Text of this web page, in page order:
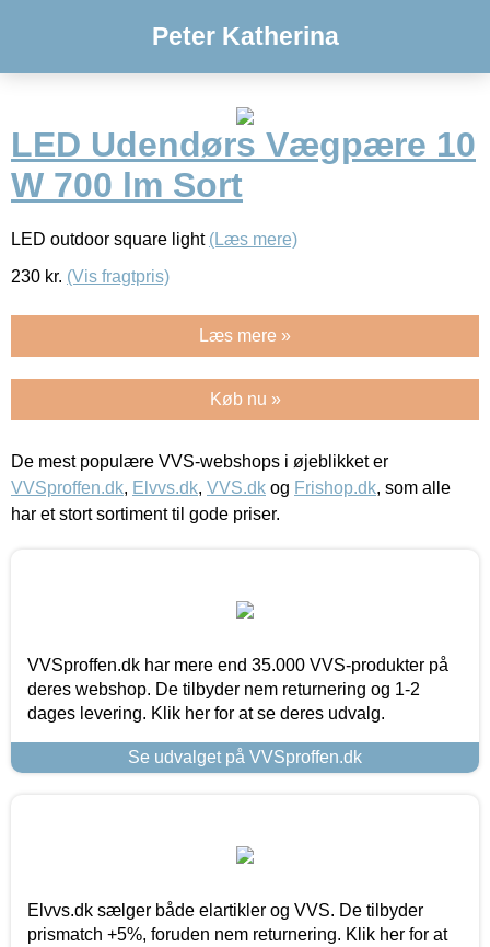
Peter Katherina
LED Udendørs Vægpære 10
W 700 lm Sort
LED outdoor square light (Læs mere)
230 kr. (Vis fragtpris)
Læs mere »
Køb nu »
De mest populære VVS-webshops i øjeblikket er
VVSproffen.dk, Elvvs.dk, VVS.dk og Frishop.dk, som alle
har et stort sortiment til gode priser.
VVSproffen.dk har mere end 35.000 VVS-produkter på
deres webshop. De tilbyder nem returnering og 1-2
dages levering. Klik her for at se deres udvalg.
Se udvalget på VVSproffen.dk
Elvvs.dk sælger både elartikler og VVS. De tilbyder
prismatch +5%, foruden nem returnering. Klik her for at